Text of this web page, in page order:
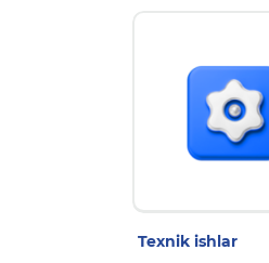
Texnik ishlar